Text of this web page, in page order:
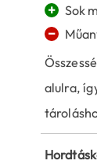
+ Sok
−
alulra,